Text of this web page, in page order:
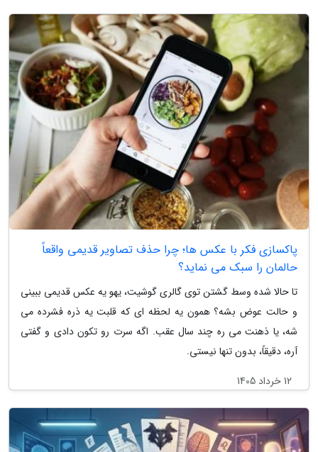
پاکسازی فکر با عکس ها؛ چرا حذف تصاویر قدیمی واقعاً
حالمان را سبک می نماید؟
تا حالا شده وسط گشتن توی گالری گوشیت، یهو یه عکس قدیمی ببینی
و حالت عوض بشه؟ همون یه لحظه ای که قلبت یه ذره فشرده می
شه، یا ذهنت می ره چند سال عقب. اگه سرت رو تکون دادی و گفتی
آره، دقیقاً، بدون تنها نیستی.
12 خرداد 1405